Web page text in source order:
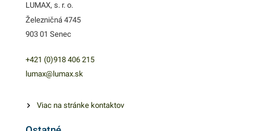
Praktické využitie pre
festivaly, oslavy, záhradné
párty, grilovačky pre
Nezaťažujú životné
LUMAX, s. r. o.
Železničná 4745
903 01 Senec
+421 (0)918 406 215
lumax@lumax.sk
Viac na stránke kontaktov